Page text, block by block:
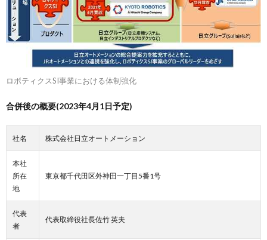
ロボティクスSI事業における体制強化
合併後の概要(2023年4月1日予定)
社名 株式会社日立オートメーション
本社
所在
地
東京都千代田区外神田一丁目5番1号
代表
者
代表取締役社長佐竹 英夫